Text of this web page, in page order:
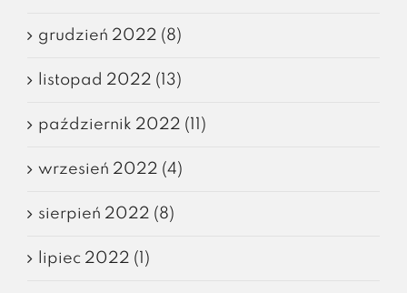
grudzień 2022 (8)
listopad 2022 (13)
październik 2022 (11)
wrzesień 2022 (4)
sierpień 2022 (8)
lipiec 2022 (1)